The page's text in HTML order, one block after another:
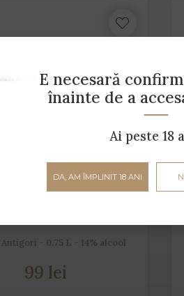
- 0.75 L - 14% alcool
99 lei
E necesară
înainte de a
Ai peste 18
DA, AM ÎMPLINIT 18 ANI